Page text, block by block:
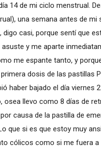
14 de mi ciclo menstrual.
una semana antes de
casi, porque sentí que
y me aparte
me espante tanto, y
dosis de las pastillas
haber bajado el día viernes
osea llevo como 8 días de
causa de la pastilla de
que si es que estoy muy
cólicos como si me fuera